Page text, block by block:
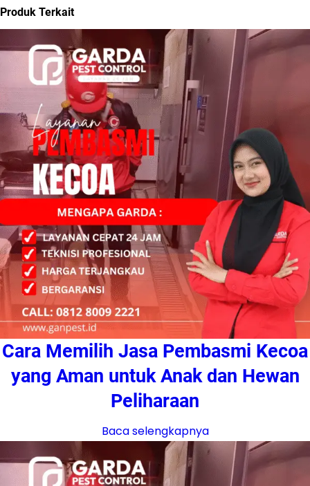
Produk Terkait
Cara Memilih Jasa Pembasmi Kecoa
yang Aman untuk Anak dan Hewan
Peliharaan
Baca selengkapnya